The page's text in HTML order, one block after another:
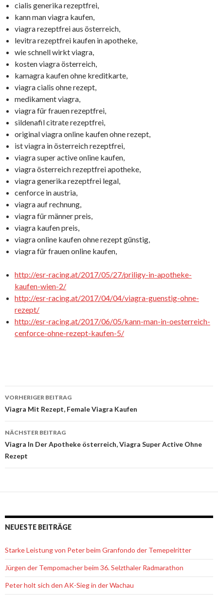
cialis generika rezeptfrei,
kann man viagra kaufen,
viagra rezeptfrei aus österreich,
levitra rezeptfrei kaufen in apotheke,
wie schnell wirkt viagra,
kosten viagra österreich,
kamagra kaufen ohne kreditkarte,
viagra cialis ohne rezept,
medikament viagra,
viagra für frauen rezeptfrei,
sildenafil citrate rezeptfrei,
original viagra online kaufen ohne rezept,
ist viagra in österreich rezeptfrei,
viagra super active online kaufen,
viagra österreich rezeptfrei apotheke,
viagra generika rezeptfrei legal,
cenforce in austria,
viagra auf rechnung,
viagra für männer preis,
viagra kaufen preis,
viagra online kaufen ohne rezept günstig,
viagra für frauen online kaufen,
http://esr-racing.at/2017/05/27/priligy-in-apotheke-
kaufen-wien-2/
http://esr-racing.at/2017/04/04/viagra-guenstig-ohne-
rezept/
http://esr-racing.at/2017/06/05/kann-man-in-oesterreich-
cenforce-ohne-rezept-kaufen-5/
Beitrags-
Navigation
VORHERIGER BEITRAG
Viagra Mit Rezept, Female Viagra Kaufen
NÄCHSTER BEITRAG
Viagra In Der Apotheke österreich, Viagra Super Active Ohne
Rezept
NEUESTE BEITRÄGE
Starke Leistung von Peter beim Granfondo der Temepelritter
Jürgen der Tempomacher beim 36. Selzthaler Radmarathon
Peter holt sich den AK-Sieg in der Wachau